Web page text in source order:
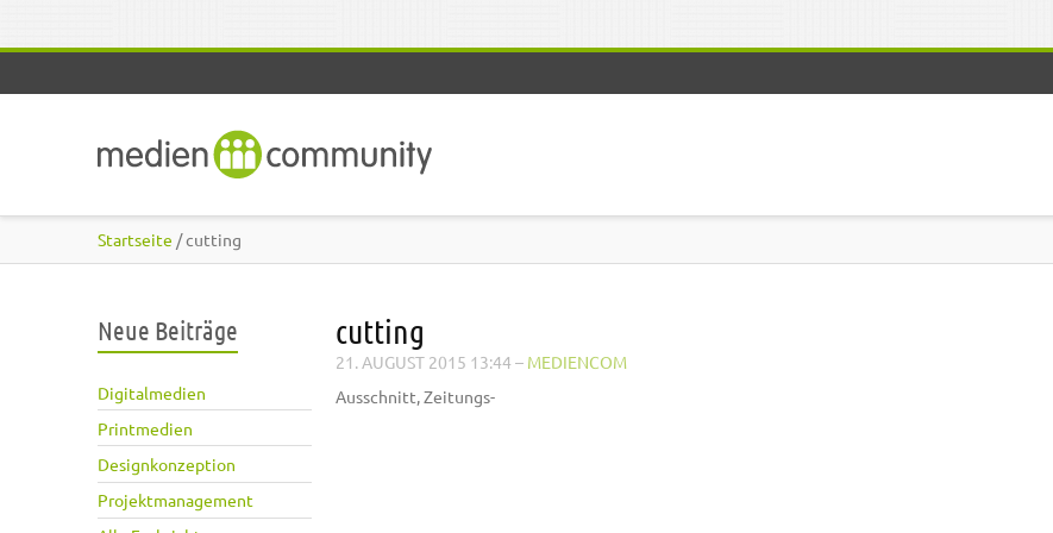
Startseite / cutting
Neue Beiträge
Digitalmedien
Printmedien
Designkonzeption
Projektmanagement
cutting
21. AUGUST 2015 13:44 – MEDIENCOM
Ausschnitt, Zeitungs-